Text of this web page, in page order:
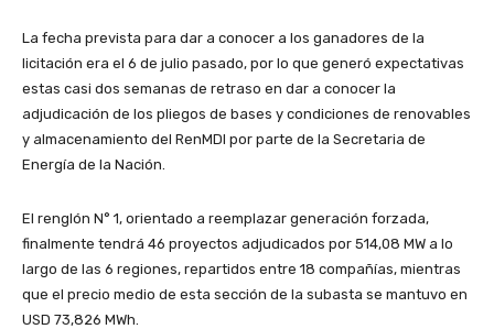
La fecha prevista para dar a conocer a los ganadores de la
licitación era el 6 de julio pasado, por lo que generó expectativas
estas casi dos semanas de retraso en dar a conocer la
adjudicación de los pliegos de bases y condiciones de renovables
y almacenamiento del RenMDI por parte de la Secretaria de
Energía de la Nación.
El renglón N° 1, orientado a reemplazar generación forzada,
finalmente tendrá 46 proyectos adjudicados por 514,08 MW a lo
largo de las 6 regiones, repartidos entre 18 compañías, mientras
que el precio medio de esta sección de la subasta se mantuvo en
USD 73,826 MWh.